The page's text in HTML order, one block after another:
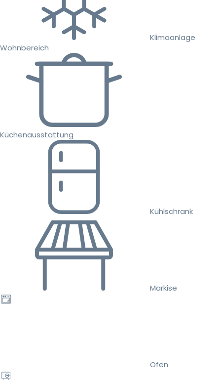
Klimaanlage
Wohnbereich
Küchenausstattung
Kühlschrank
Markise
Ofen